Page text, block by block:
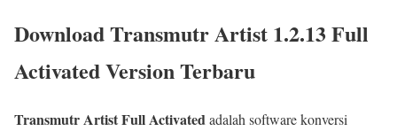
Download Transmutr Artist 1.2.13 Full
Activated Version Terbaru
Transmutr Artist Full Activatedadalah software konversi